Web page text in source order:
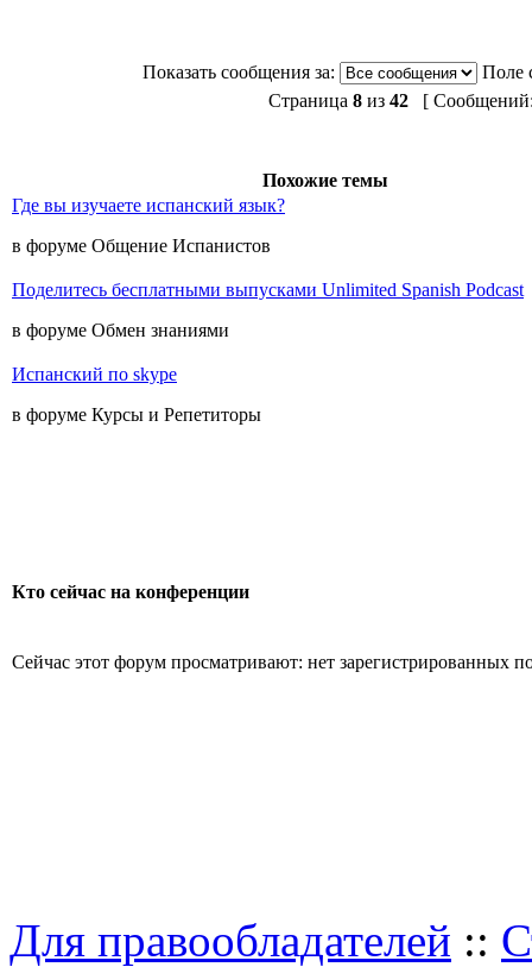
Показать сообщения за:
Поле
Страница 8 из 42 [
Похожие темы
Где вы изучаете испанский язык?
в форуме Общение Испанистов
Поделитесь бесплатными выпусками Unlimited Spanish Podcast
в форуме Обмен знаниями
Испанский по skype
в форуме Курсы и Репетиторы
Кто сейчас на конференции
Сейчас этот форум просматривают: нет зарегистрированных
Для правообладателей ::